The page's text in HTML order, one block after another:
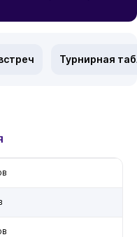
Турнирная